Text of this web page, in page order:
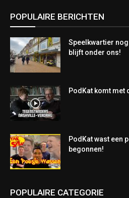
POPULAIRE BERICHTEN
Speelkwartier
blijft onder ons!
PodKat komt met
PodKat wast een
begonnen!
POPULAIRE CATEGORIE